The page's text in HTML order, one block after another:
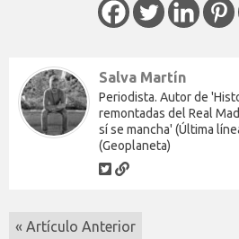
Salva Martín
Periodista. Autor de
remontadas del Real
sí se mancha' (Última
(Geoplaneta)
« Artículo Anterior